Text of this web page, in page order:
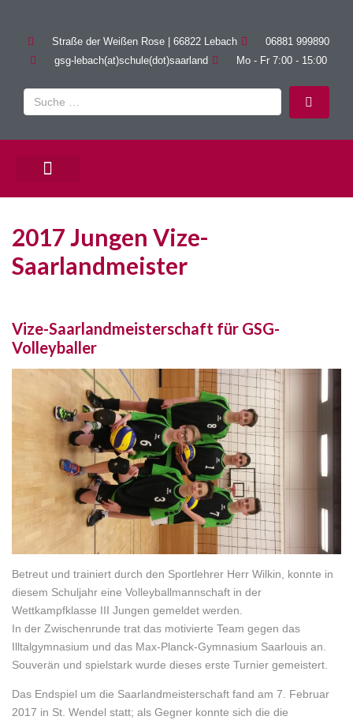
Straße der Weißen Rose | 66822 Lebach
06881 999890
gsg-lebach(at)schule(dot)saarland
Mo - Fr 7:00 - 15:00
2017 Jungen Vize-
Saarlandmeister
Vize-Saarlandmeisterschaft für GSG-
Volleyballer
Betreut und trainiert durch den Sportlehrer Herr Wilkin, konnte in
diesem Schuljahr eine Volleyballmannschaft in der
Wettkampfklasse III Jungen gemeldet werden.
In der Zwischenrunde trat das motivierte Team gegen das
Illtalgymnasium und das Max-Planck-Gymnasium Saarlouis an.
Souverän und spielstark wurde dieses erste Turnier gemeistert.
Das Endspiel um die Saarlandmeisterschaft fand am 7. Februar
2017 in St. Wendel statt; als Gegner konnte sich die die